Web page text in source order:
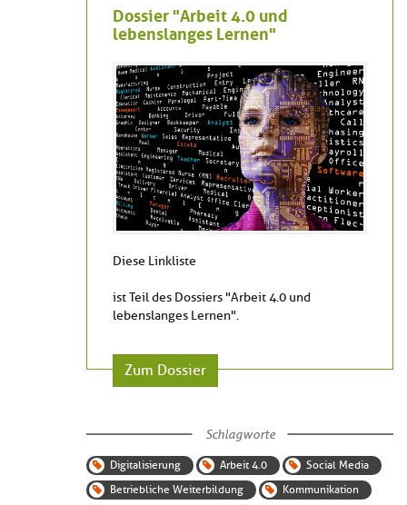
Dossier "Arbeit 4.0 und
lebenslanges Lernen"
Diese Linkliste
ist Teil des Dossiers "Arbeit 4.0 und
lebenslanges Lernen".
Zum Dossier
Schlagworte
Digitalisierung Arbeit 4.0
Social Media
Betriebliche Weiterbildung
Kommunikation